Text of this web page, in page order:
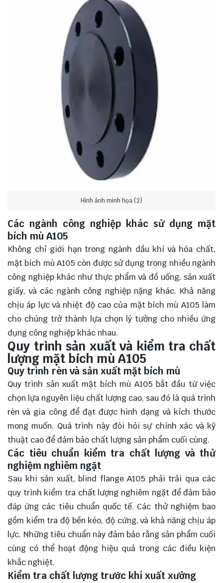
Hình ảnh minh họa (2)
Các ngành công nghiệp khác sử dụng mặt
bích mù A105
Không chỉ giới hạn trong ngành dầu khí và hóa chất,
mặt bích mù A105 còn được sử dụng trong nhiều ngành
công nghiệp khác như thực phẩm và đồ uống, sản xuất
giấy, và các ngành công nghiệp nặng khác. Khả năng
chịu áp lực và nhiệt độ cao của mặt bích mù A105 làm
cho chúng trở thành lựa chọn lý tưởng cho nhiều ứng
dụng công nghiệp khác nhau.
Quy trình sản xuất và kiểm tra chất
lượng mặt bích mù A105
Quy trình rèn và sản xuất mặt bích mù
Quy trình sản xuất mặt bích mù A105 bắt đầu từ việc
chọn lựa nguyên liệu chất lượng cao, sau đó là quá trình
rèn và gia công để đạt được hình dạng và kích thước
mong muốn. Quá trình này đòi hỏi sự chính xác và kỹ
thuật cao để đảm bảo chất lượng sản phẩm cuối cùng.
Các tiêu chuẩn kiểm tra chất lượng và thử
nghiệm nghiêm ngặt
Sau khi sản xuất, blind flange A105 phải trải qua các
quy trình kiểm tra chất lượng nghiêm ngặt để đảm bảo
đáp ứng các tiêu chuẩn quốc tế. Các thử nghiệm bao
gồm kiểm tra độ bền kéo, độ cứng, và khả năng chịu áp
lực. Những tiêu chuẩn này đảm bảo rằng sản phẩm cuối
cùng có thể hoạt động hiệu quả trong các điều kiện
khắc nghiệt.
Kiểm tra chất lượng trước khi xuất xưởng